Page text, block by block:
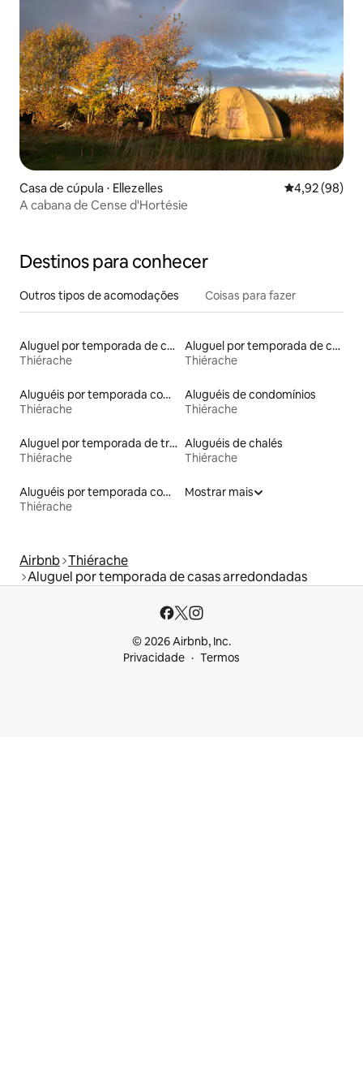
Casa de cúpula ⋅ Ellezelles 4,92 de uma
4,92 (98)
A cabana de Cense d'Hortésie
Destinos para conhecer
Outros tipos de acomodações Coisas para fazer
Aluguel por temporada de casas na árvore
Thiérache
Aluguel por temporada de casas na terra
Thiérache
Aluguéis por temporada com suítes privativas
Thiérache
Aluguéis de condomínios
Thiérache
Aluguel por temporada de trailers
Thiérache
Aluguéis de chalés
Thiérache
Aluguéis por temporada com banheiro para PCD
Thiérache
Mostrar mais
Airbnb Thiérache
Aluguel por temporada de casas arredondadas
© 2026 Airbnb, Inc.
Privacidade
Termos